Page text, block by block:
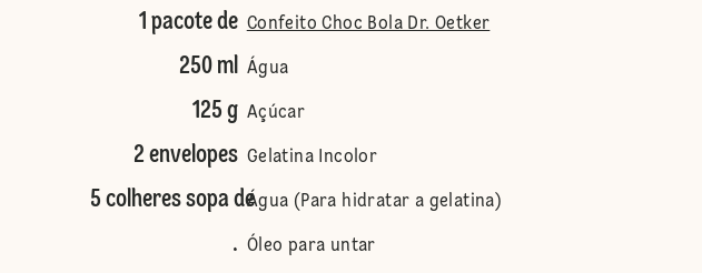
1 pacote de Confeito Choc Bola Dr. Oetker
250 ml Água
125 g Açúcar
2 envelopes Gelatina Incolor
5 colheres sopa deÁgua (Para hidratar a gelatina)
. Óleo para untar